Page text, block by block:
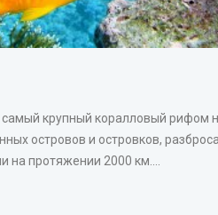
крупный коралловый рифом
островов и островков,
на протяжении 2000 км....